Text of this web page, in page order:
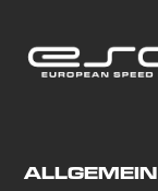
ALLGEMEIN